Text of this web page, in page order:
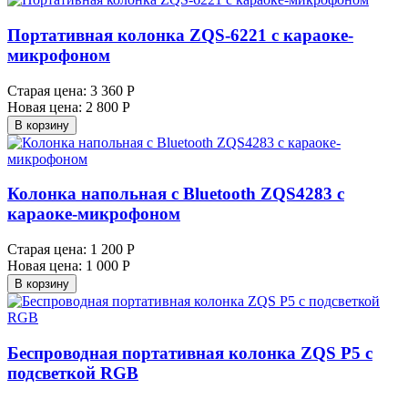
Портативная колонка ZQS-6221 с караоке-
микрофоном
Старая цена: 3 360 Р
Новая цена: 2 800 Р
В корзину
Колонка напольная с Bluetooth ZQS4283 с
караоке-микрофоном
Старая цена: 1 200 Р
Новая цена: 1 000 Р
В корзину
Беспроводная портативная колонка ZQS P5 с
подсветкой RGB